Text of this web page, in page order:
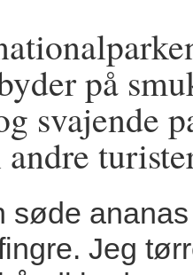
på
svajende
søde
Jeg